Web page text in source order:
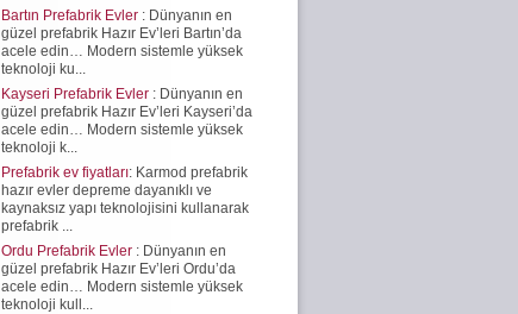
Bartın Prefabrik Evler : Dünyanın en
güzel prefabrik Hazır Ev’leri Bartın’da
acele edin… Modern sistemle yüksek
teknoloji ku...
Kayseri Prefabrik Evler : Dünyanın en
güzel prefabrik Hazır Ev’leri Kayseri’da
acele edin… Modern sistemle yüksek
teknoloji k...
Prefabrik ev fiyatları: Karmod prefabrik
hazır evler depreme dayanıklı ve
kaynaksız yapı teknolojisini kullanarak
prefabrik ...
Ordu Prefabrik Evler : Dünyanın en
güzel prefabrik Hazır Ev’leri Ordu’da
acele edin… Modern sistemle yüksek
teknoloji kull...